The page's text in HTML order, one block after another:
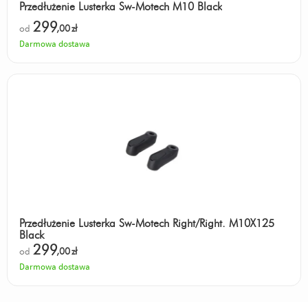
Przedłużenie Lusterka Sw-Motech M10 Black
od 299,00zł
Darmowa dostawa
Przedłużenie Lusterka Sw-Motech Right/Right. M10X125
Black
od 299,00zł
Darmowa dostawa